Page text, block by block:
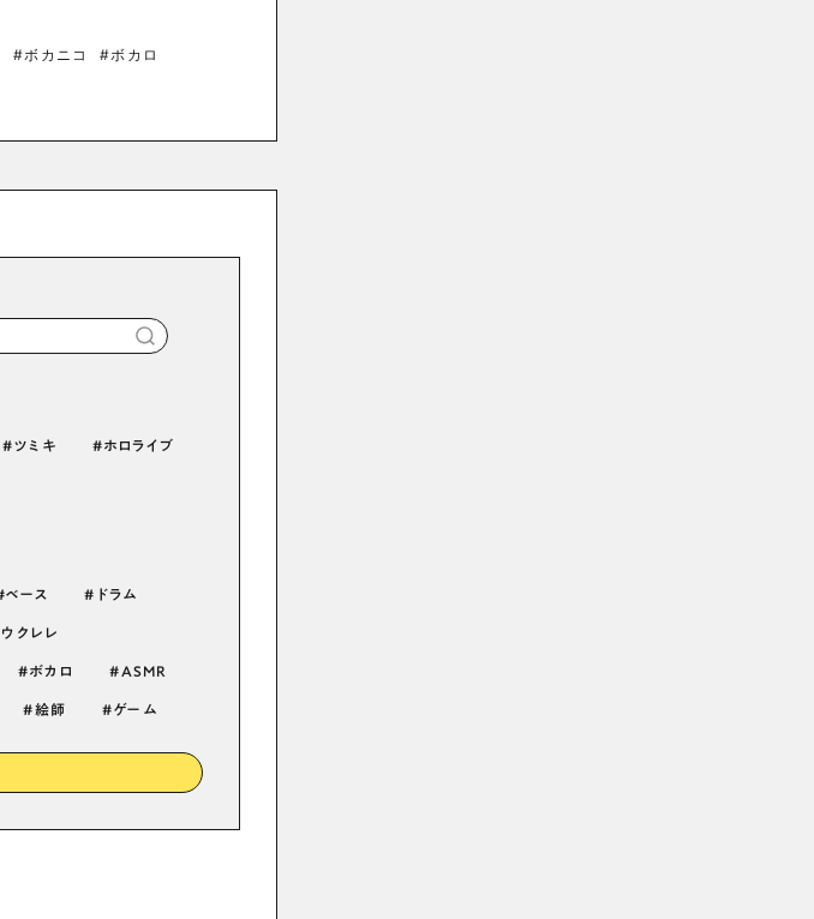
#ボカニコ
#ボカロ
ツミキ ホロライブ
ベース ドラム
ウクレレ
ボカロ ASMR
絵師 ゲーム